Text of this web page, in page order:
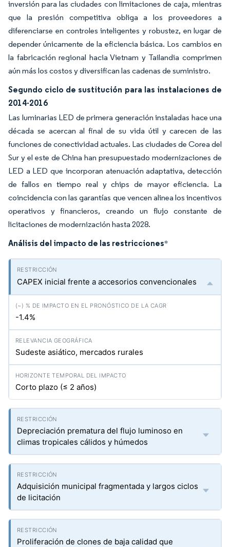
inversión para las ciudades con limitaciones de caja, mientras
que la presión competitiva obliga a los proveedores a
diferenciarse en controles inteligentes y robustez, en lugar de
depender únicamente de la eficiencia básica. Los cambios en
la fabricación regional hacia Vietnam y Tailandia comprimen
aún más los costos y diversifican las cadenas de suministro.
Segundo ciclo de sustitución para las instalaciones de
2014-2016
Las luminarias LED de primera generación instaladas hace una
década se acercan al final de su vida útil y carecen de las
funciones de conectividad actuales. Las ciudades de Corea del
Sur y el este de China han presupuestado modernizaciones de
LED a LED que incorporan atenuación adaptativa, detección
de fallos en tiempo real y chips de mayor eficiencia. La
coincidencia con las garantías que vencen alinea los incentivos
operativos y financieros, creando un flujo constante de
licitaciones de modernización hasta 2028.
Análisis del impacto de las restricciones*
CAPEX inicial frente a accesorios convencionales
-1.4%
Sudeste asiático, mercados rurales
Corto plazo (≤ 2 años)
Depreciación prematura del flujo luminoso en
climas tropicales cálidos y húmedos
Adquisición municipal fragmentada y largos ciclos
de licitación
Proliferación de clones de baja calidad que